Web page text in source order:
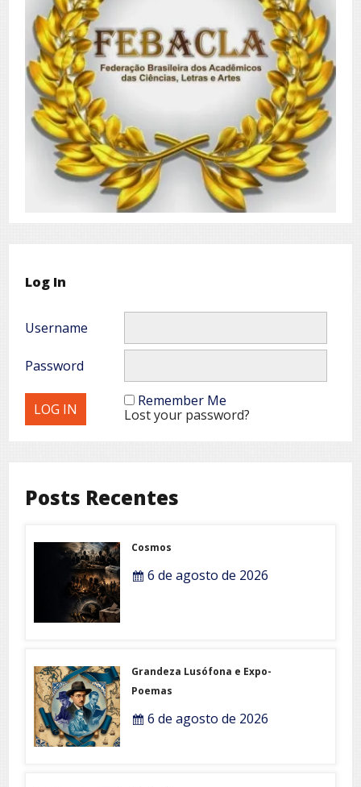
Log In
Username
Password
Remember Me
Lost your password?
Posts Recentes
Cosmos
6 de agosto de 2026
Grandeza Lusófona e Expo-
Poemas
6 de agosto de 2026